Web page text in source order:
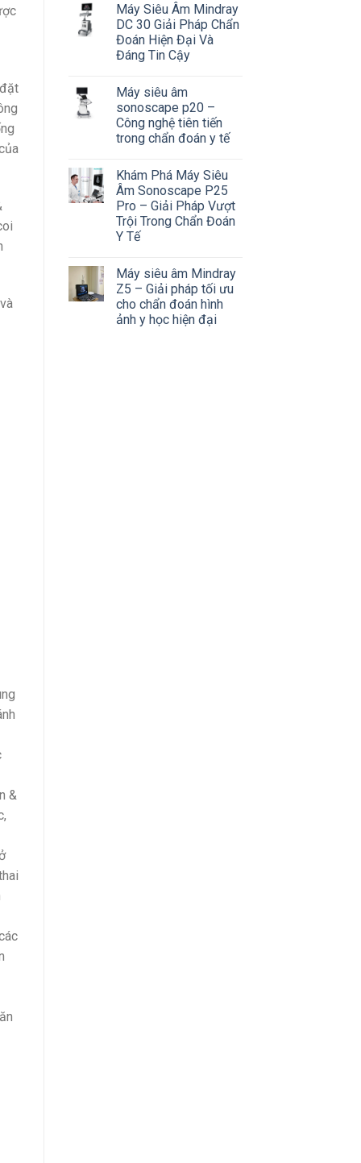
&
Máy Siêu Âm Mindray
DC 30 Giải Pháp Chẩn
Đoán Hiện Đại Và
Đáng Tin Cậy
Máy siêu âm
sonoscape p20 –
Công nghệ tiên tiến
trong chẩn đoán y tế
Khám Phá Máy Siêu
Âm Sonoscape P25
Pro – Giải Pháp Vượt
Trội Trong Chẩn Đoán
Y Tế
Máy siêu âm Mindray
Z5 – Giải pháp tối ưu
cho chẩn đoán hình
ảnh y học hiện đại